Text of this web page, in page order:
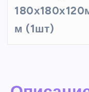
м (1шт)